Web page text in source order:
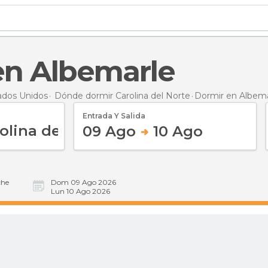
Albemarle
Unidos Dónde dormir Carolina del Norte Dormir en
Entrada Y Salida
09 Ago 10 Ago
Dom 09 Ago 2026
Lun 10 Ago 2026